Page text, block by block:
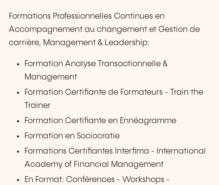
Formations Professionnelles Continues en
Accompagnement au changement et Gestion de
carrière, Management & Leadership:
Formation Analyse Transactionnelle &
Management
Formation Certifiante de Formateurs - Train the
Trainer
Formation Certifiante en Ennéagramme
Formation en Sociocratie
Formations Certifiantes Interfima - International
Academy of Financial Management
En Format: Conférences - Workshops -